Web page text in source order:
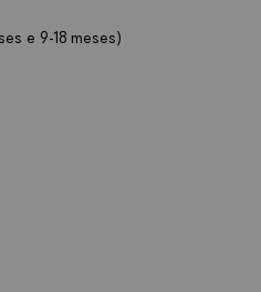
e 9-18 meses)